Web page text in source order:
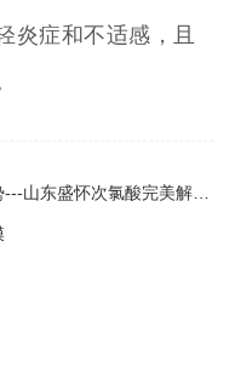
炎症和不适感，且